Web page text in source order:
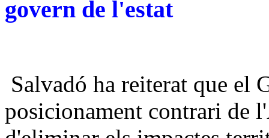
govern de l'estat
Salvadó ha reiterat que el
posicionament contrari de